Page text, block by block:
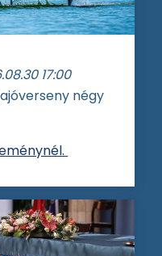
17:00
négy